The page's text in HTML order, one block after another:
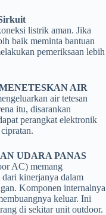
listrik aman. Jika
baik meminta bantuan
pemeriksaan lebih
AIR
air tetesan
itu, disarankan
perangkat elektronik
UDARA PANAS
AC) memang
dari kinerjanya dalam
Komponen internalnya
keluar. Ini
di sekitar unit outdoor.